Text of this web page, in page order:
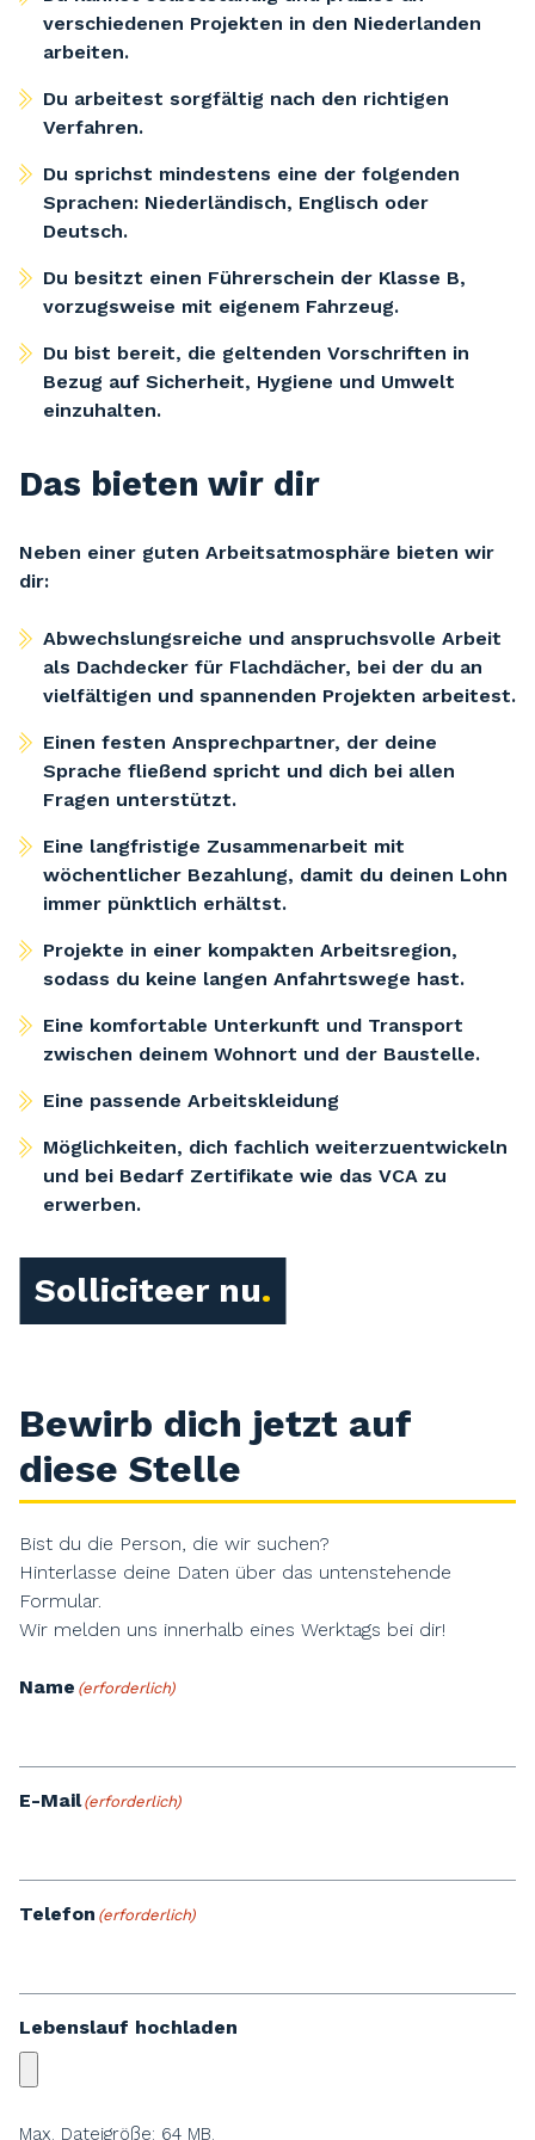
verschiedenen Projekten in den Niederlanden
arbeiten.
Du arbeitest sorgfältig nach den richtigen
Verfahren.
Du sprichst mindestens eine der folgenden
Sprachen: Niederländisch, Englisch oder
Deutsch.
Du besitzt einen Führerschein der Klasse B,
vorzugsweise mit eigenem Fahrzeug.
Du bist bereit, die geltenden Vorschriften in
Bezug auf Sicherheit, Hygiene und Umwelt
einzuhalten.
Das bieten wir dir
Neben einer guten Arbeitsatmosphäre bieten wir
dir:
Abwechslungsreiche und anspruchsvolle Arbeit
als Dachdecker für Flachdächer, bei der du an
vielfältigen und spannenden Projekten arbeitest.
Einen festen Ansprechpartner, der deine
Sprache fließend spricht und dich bei allen
Fragen unterstützt.
Eine langfristige Zusammenarbeit mit
wöchentlicher Bezahlung, damit du deinen Lohn
immer pünktlich erhältst.
Projekte in einer kompakten Arbeitsregion,
sodass du keine langen Anfahrtswege hast.
Eine komfortable Unterkunft und Transport
zwischen deinem Wohnort und der Baustelle.
Eine passende Arbeitskleidung
Möglichkeiten, dich fachlich weiterzuentwickeln
und bei Bedarf Zertifikate wie das VCA zu
erwerben.
Solliciteer nu
Bewirb dich jetzt auf
diese Stelle
Bist du die Person, die wir suchen?
Hinterlasse deine Daten über das untenstehende
Formular.
Wir melden uns innerhalb eines Werktags bei dir!
Name (erforderlich)
E-Mail (erforderlich)
Telefon (erforderlich)
Lebenslauf hochladen
Max. Dateigröße: 64 MB.